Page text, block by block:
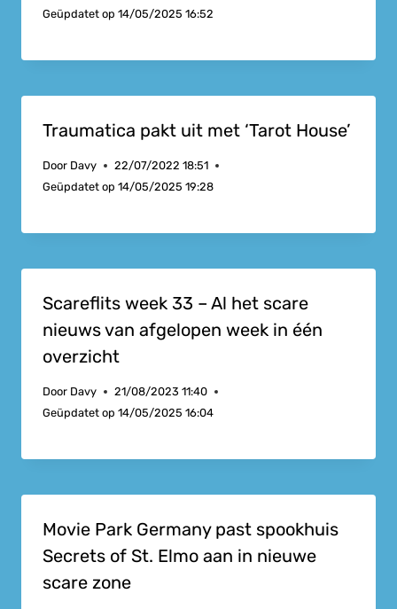
Geüpdatet op 14/05/2025 16:52
Traumatica pakt uit met ‘Tarot House’
Door Davy
22/07/2022 18:51
Geüpdatet op 14/05/2025 19:28
Scareflits week 33 – Al het scare
nieuws van afgelopen week in één
overzicht
Door Davy
21/08/2023 11:40
Geüpdatet op 14/05/2025 16:04
Movie Park Germany past spookhuis
Secrets of St. Elmo aan in nieuwe
scare zone